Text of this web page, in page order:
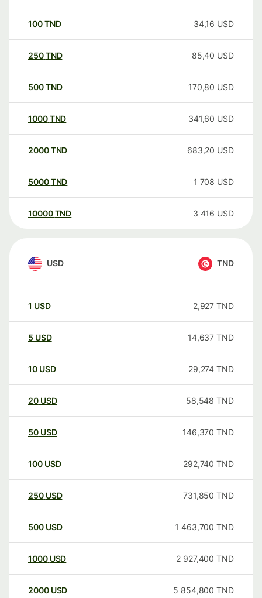
100TND 34,16 USD
250TND 85,40 USD
500TND 170,80 USD
1000TND 341,60 USD
2000TND 683,20 USD
5000TND 1 708 USD
10000 TND 3 416 USD
USD TND
1 USD 2,927 TND
5 USD 14,637 TND
10 USD 29,274 TND
20 USD 58,548 TND
50 USD 146,370 TND
100 USD 292,740 TND
250 USD 731,850 TND
500 USD 1 463,700 TND
1000 USD 2 927,400 TND
2000 USD 5 854,800 TND